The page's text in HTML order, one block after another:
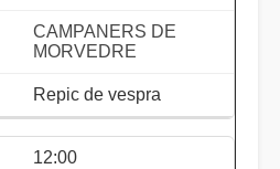
CAMPANERS DE
MORVEDRE
Repic de vespra
12:00